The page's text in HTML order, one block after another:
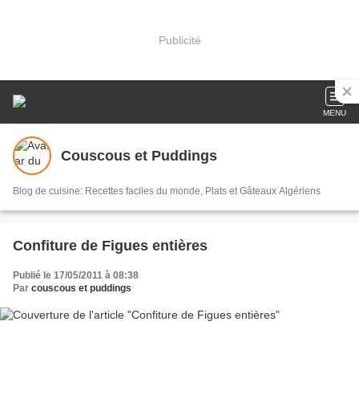
Publicité
MENU
Couscous et Puddings
Blog de cuisine: Recettes faciles du monde, Plats et Gâteaux Algériens
Confiture de Figues entières
Publié le 17/05/2011 à 08:38
Par couscous et puddings